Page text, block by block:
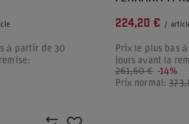
à partir de 30
224,20 € /
Prix le plus bas
jours avant la
261,60 € -14%
Prix normal: